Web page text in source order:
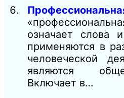
означает слова
применяются в
человеческой
являются обще-
Включает в…